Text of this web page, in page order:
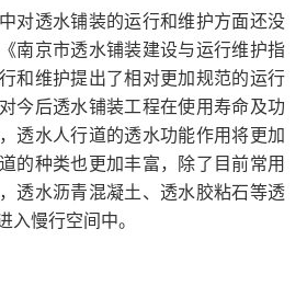
透水铺装的运行和维护方面还没
南京市透水铺装建设与运行维护指
和维护提出了相对更加规范的运行
今后透水铺装工程在使用寿命及功
透水人行道的透水功能作用将更加
的种类也更加丰富，除了目前常用
透水沥青混凝土、透水胶粘石等透
入慢行空间中。